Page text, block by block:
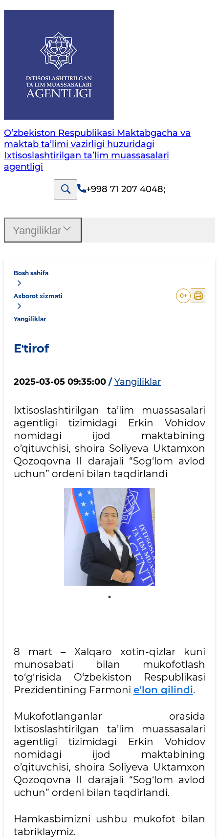
O‘zbekiston Respublikasi Maktabgacha va
maktab ta’limi vazirligi huzuridagi
Ixtisoslashtirilgan ta’lim muassasalari
agentligi
+998 71 207 4048;
Bosh sahifa
Axborot xizmati
Yangiliklar
0+
Eʼtirof
2025-03-05 09:35:00 / Yangiliklar
Ixtisoslashtirilgan ta’lim muassasalari
agentligi tizimidagi Erkin Vohidov
nomidagi ijod maktabining
o’qituvchisi, shoira Soliyeva Uktamxon
Qozoqovna II darajali “Sog‘lom avlod
uchun” ordeni bilan taqdirlandi
8 mart – Xalqaro xotin-qizlar kuni
munosabati bilan mukofotlash
to‘g‘risida O‘zbekiston Respublikasi
Prezidentining Farmoni e’lon qilindi.
Mukofotlanganlar orasida
Ixtisoslashtirilgan ta’lim muassasalari
agentligi tizimidagi Erkin Vohidov
nomidagi ijod maktabining
o’qituvchisi, shoira Soliyeva Uktamxon
Qozoqovna II darajali “Sog‘lom avlod
uchun” ordeni bilan taqdirlandi.
Hamkasbimizni ushbu mukofot bilan
tabriklaymiz.
Yangiliklar